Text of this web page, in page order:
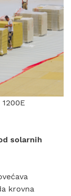
solarnih
krovna